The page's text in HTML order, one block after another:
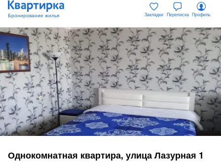
Закладки Переписка Профиль
Однокомнатная квартира, улица Лазурная 1